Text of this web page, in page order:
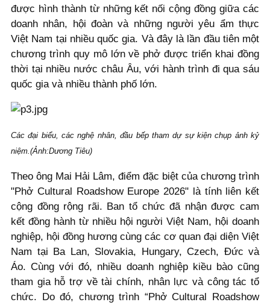
được hình thành từ những kết nối cộng đồng giữa các
doanh nhân, hội đoàn và những người yêu ẩm thực
Việt Nam tại nhiều quốc gia. Và đây là lần đầu tiên một
chương trình quy mô lớn về phở được triển khai đồng
thời tại nhiều nước châu Âu, với hành trình đi qua sáu
quốc gia và nhiều thành phố lớn.
Các đại biểu, các nghệ nhân, đầu bếp tham dự sự kiện chụp ảnh kỷ
niệm.(Ảnh:Dương Tiêu)
Theo ông Mai Hải Lâm, điểm đặc biệt của chương trình
"Phở Cultural Roadshow Europe 2026" là tính liên kết
cộng đồng rộng rãi. Ban tổ chức đã nhận được cam
kết đồng hành từ nhiều hội người Việt Nam, hội doanh
nghiệp, hội đồng hương cùng các cơ quan đại diện Việt
Nam tại Ba Lan, Slovakia, Hungary, Czech, Đức và
Áo. Cùng với đó, nhiều doanh nghiệp kiều bào cũng
tham gia hỗ trợ về tài chính, nhân lực và công tác tổ
chức. Do đó, chương trình “Phở Cultural Roadshow